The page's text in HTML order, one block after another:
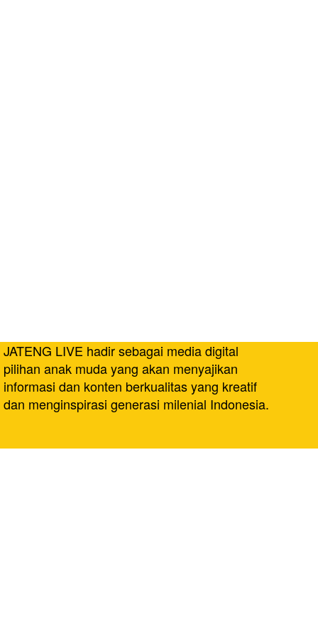
JATENG LIVE hadir sebagai media digital
pilihan anak muda yang akan menyajikan
informasi dan konten berkualitas yang kreatif
dan menginspirasi generasi milenial Indonesia.